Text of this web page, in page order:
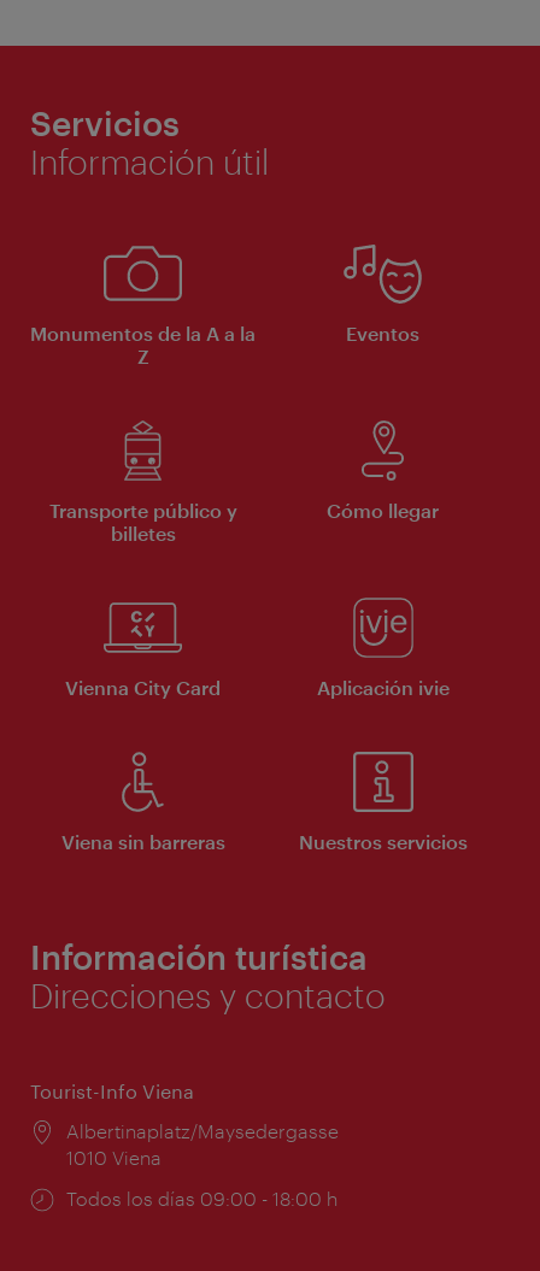
Servicios
Información útil
Monumentos de la A a la
Z
Eventos
Transporte público y
billetes
Cómo llegar
Vienna City Card Aplicación ivie
Viena sin barreras Nuestros servicios
Información turística
Direcciones y contacto
Tourist-Info Viena
Lugar:
Albertinaplatz/Maysedergasse
1010 Viena
Horarios
Todos los días 09:00 - 18:00 h